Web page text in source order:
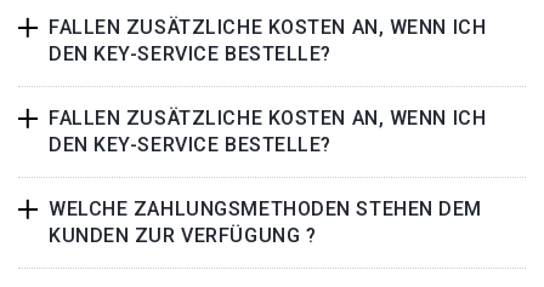
FALLEN ZUSÄTZLICHE KOSTEN AN, WENN ICH
DEN KEY-SERVICE BESTELLE?
FALLEN ZUSÄTZLICHE KOSTEN AN, WENN ICH
DEN KEY-SERVICE BESTELLE?
WELCHE ZAHLUNGSMETHODEN STEHEN DEM
KUNDEN ZUR VERFÜGUNG ?